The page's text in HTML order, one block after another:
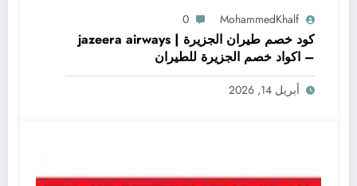
MohammedKhalf
0
كود خصم طيران الجزيرة | jazeera airways
– اكواد خصم الجزيرة للطيران
أبريل 14, 2026